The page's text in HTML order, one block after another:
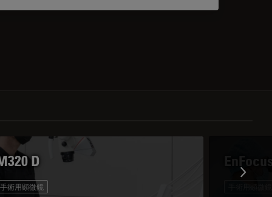
D
手術用顕微鏡